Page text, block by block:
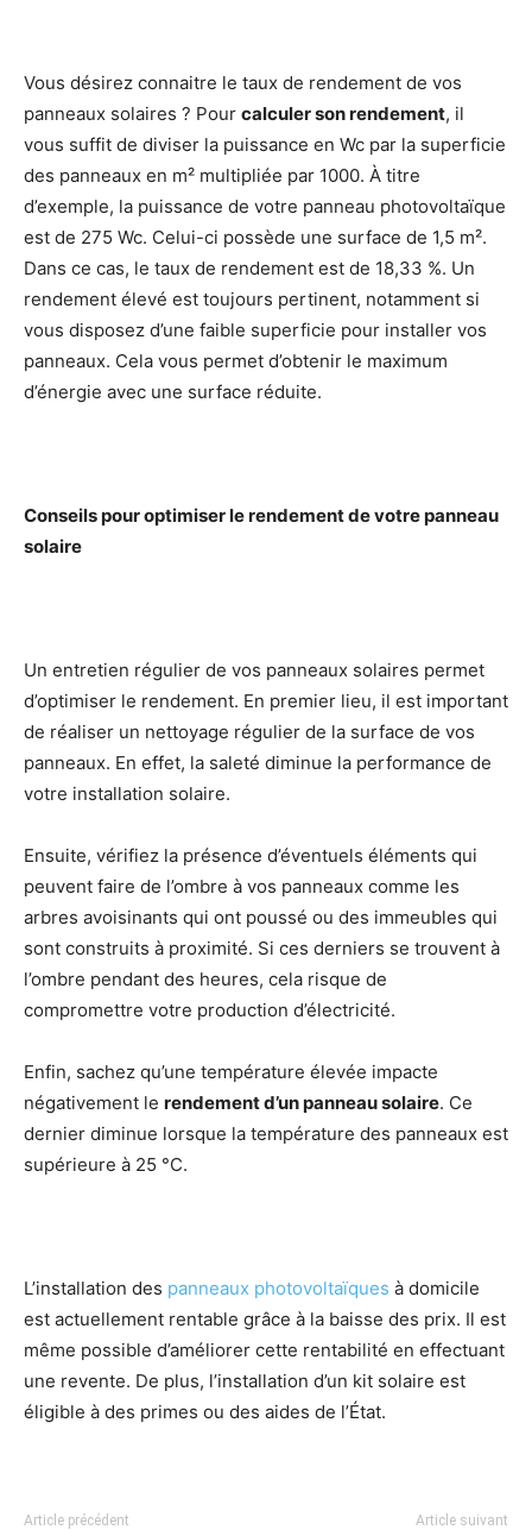
Vous désirez connaitre le taux de rendement de vos
panneaux solaires ? Pour calculer son rendement, il
vous suffit de diviser la puissance en Wc par la superficie
des panneaux en m² multipliée par 1000. À titre
d’exemple, la puissance de votre panneau photovoltaïque
est de 275 Wc. Celui-ci possède une surface de 1,5 m².
Dans ce cas, le taux de rendement est de 18,33 %. Un
rendement élevé est toujours pertinent, notamment si
vous disposez d’une faible superficie pour installer vos
panneaux. Cela vous permet d’obtenir le maximum
d’énergie avec une surface réduite.
Conseils pour optimiser le rendement de votre panneau
solaire
Un entretien régulier de vos panneaux solaires permet
d’optimiser le rendement. En premier lieu, il est important
de réaliser un nettoyage régulier de la surface de vos
panneaux. En effet, la saleté diminue la performance de
votre installation solaire.
Ensuite, vérifiez la présence d’éventuels éléments qui
peuvent faire de l’ombre à vos panneaux comme les
arbres avoisinants qui ont poussé ou des immeubles qui
sont construits à proximité. Si ces derniers se trouvent à
l’ombre pendant des heures, cela risque de
compromettre votre production d’électricité.
Enfin, sachez qu’une température élevée impacte
négativement le rendement d’un panneau solaire. Ce
dernier diminue lorsque la température des panneaux est
supérieure à 25 °C.
L’installation des panneaux photovoltaïques à domicile
est actuellement rentable grâce à la baisse des prix. Il est
même possible d’améliorer cette rentabilité en effectuant
une revente. De plus, l’installation d’un kit solaire est
éligible à des primes ou des aides de l’État.
Article précédent Article suivant